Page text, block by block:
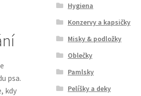
psa.
kdy
Hygiena
Konzervy a kapsičky
Misky & podložky
Oblečky
Pamlsky
Pelíšky a deky